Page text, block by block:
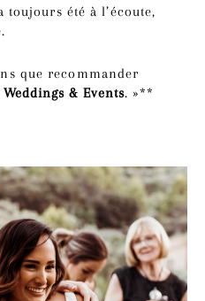
toujours été à l’écoute,
que recommander
Weddings & Events. »**